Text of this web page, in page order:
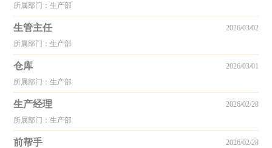
所属部门：生产部
生管主任
所属部门：生产部
2026/03/02
仓库
所属部门：生产部
2026/03/01
生产经理
所属部门：生产部
2026/02/28
前帮手 2026/02/28